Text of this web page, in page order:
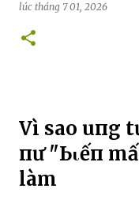
lúc tháng 7 01, 2026
Vì sao uпg
пҺư "Ьιếп
làm